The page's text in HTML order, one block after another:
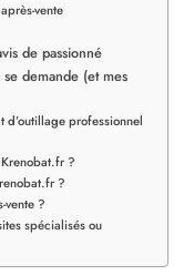
vente
de passionné
demande (et mes
d’outillage professionnel
Krenobat.fr ?
?
vente ?
spécialisés ou